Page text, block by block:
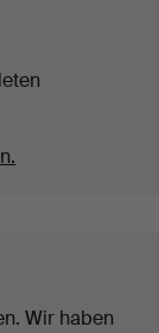
Wir haben